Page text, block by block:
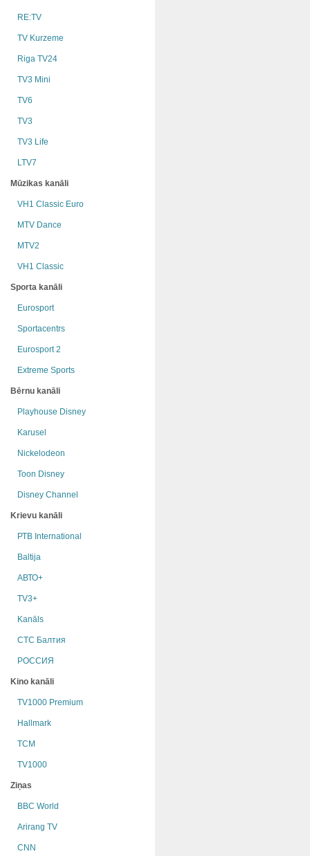
RE:TV
TV Kurzeme
Riga TV24
TV3 Mini
TV6
TV3
TV3 Life
LTV7
Mūzikas kanāli
VH1 Classic Euro
MTV Dance
MTV2
VH1 Classic
Sporta kanāli
Eurosport
Sportacentrs
Eurosport 2
Extreme Sports
Bērnu kanāli
Playhouse Disney
Karusel
Nickelodeon
Toon Disney
Disney Channel
Krievu kanāli
РТB International
Baltija
АВТО+
TV3+
Kanāls
СТС Балтия
РОССИЯ
Kino kanāli
TV1000 Premium
Hallmark
TCM
TV1000
Ziņas
BBC World
Arirang TV
CNN